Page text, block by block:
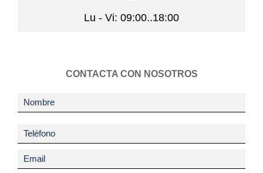
Lu - Vi: 09:00..18:00
CONTACTA CON NOSOTROS